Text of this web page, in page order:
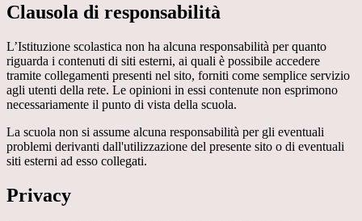
Clausola di responsabilità
L’Istituzione scolastica non ha alcuna responsabilità per quanto
riguarda i contenuti di siti esterni, ai quali è possibile accedere
tramite collegamenti presenti nel sito, forniti come semplice servizio
agli utenti della rete. Le opinioni in essi contenute non esprimono
necessariamente il punto di vista della scuola.
La scuola non si assume alcuna responsabilità per gli eventuali
problemi derivanti dall'utilizzazione del presente sito o di eventuali
siti esterni ad esso collegati.
Privacy